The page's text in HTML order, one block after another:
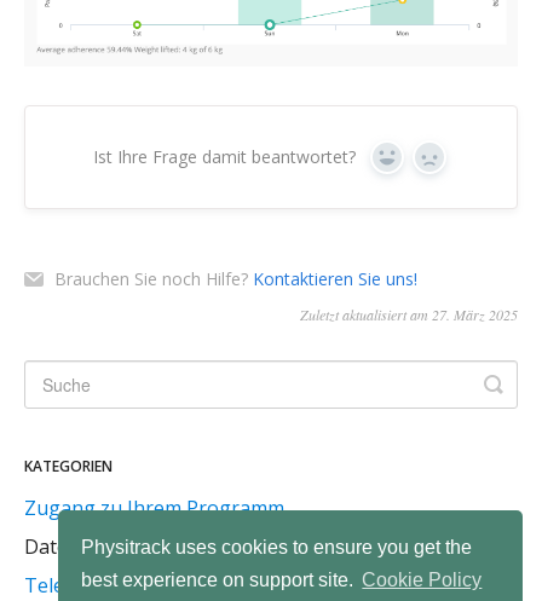
Physitrack uses cookies to ensure you get the
best experience on support site. Cookie Policy
Ist Ihre Frage damit beantwortet? Ja Nein
Brauchen Sie noch Hilfe? Kontaktieren Sie uns!
Zuletzt aktualisiert am 27. März 2025
KATEGORIEN
Zugang zu Ihrem Programm
Datenschutz & Sicherheit
Telemedizin